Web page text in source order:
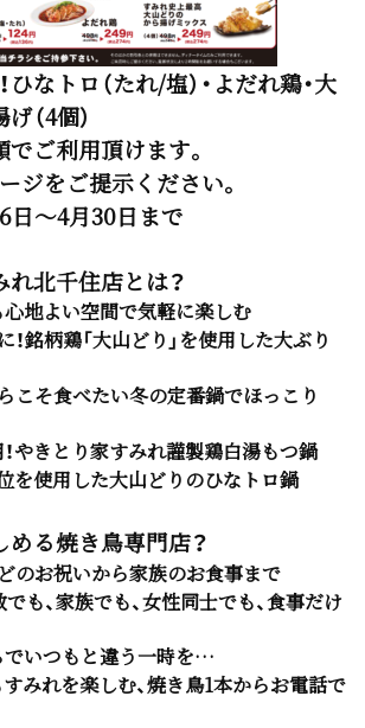
ひなトロ（たれ/塩）・よだれ鶏・大
（4個）
ご利用頂けます。
ジをご提示ください。
日～4月30日まで
北千住店とは？
地よい空間で気軽に楽しむ
！銘柄鶏「大山どり」を使用した大ぶり
こそ食べたい冬の定番鍋でほっこり
やきとり家すみれ謹製鶏白湯もつ鍋
を使用した大山どりのひなトロ鍋
める焼き鳥専門店？
のお祝いから家族のお食事まで
も、家族でも、女性同士でも、食事だけ
でいつもと違う一時を…
みれを楽しむ、焼き鳥1本からお電話で